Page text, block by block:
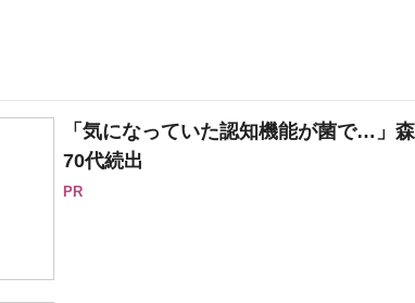
「気になっていた認知機能が菌で…」
70代続出
PR